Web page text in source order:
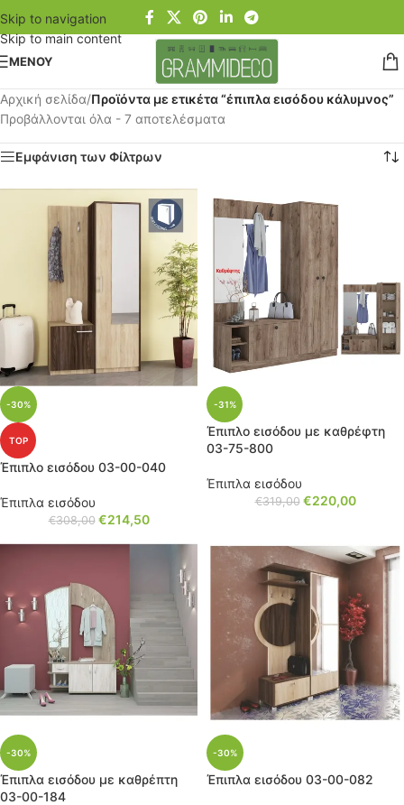
Skip to navigation
Skip to main content
ΜΕΝΟΥ
Αρχική σελίδα/Προϊόντα με ετικέτα “έπιπλα εισόδου κάλυμνος”
Προβάλλονται όλα - 7 αποτελέσματα
Εμφάνιση των Φίλτρων
-30%
TOP
Έπιπλο εισόδου 03-00-040
Έπιπλα εισόδου
€308,00 €214,50
-31%
Έπιπλο εισόδου με καθρέφτη
03-75-800
Έπιπλα εισόδου
€319,00 €220,00
-30%
Έπιπλα εισόδου με καθρέπτη
03-00-184
-30%
Έπιπλα εισόδου 03-00-082